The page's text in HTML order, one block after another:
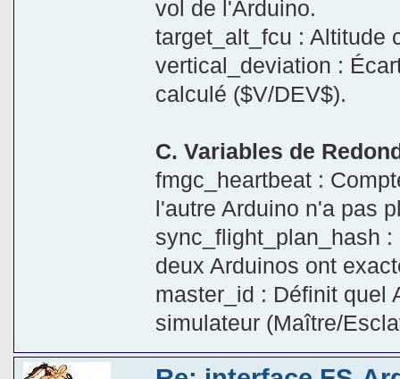
vol de l'Arduino.
target_alt_fcu : Altitude
vertical_deviation :
calculé ($V/DEV$).
C. Variables de
fmgc_heartbeat :
l'autre Arduino n'a pas
sync_flight_plan_hash
deux Arduinos ont
master_id : Définit quel
simulateur (Maître/